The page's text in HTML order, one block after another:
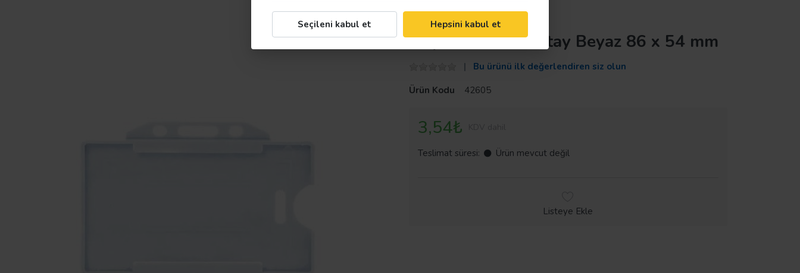
Mapi Kart Kabı Yatay Beyaz 86 x 54 mm
Bu ürünü ilk değerlendiren siz olun
Ürün Kodu
42605
3,54₺
Teslimat süresi: Ürün mevcut değil
Listeye Ekle
Seçileni kabul et Hepsini kabul et